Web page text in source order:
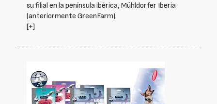
su filial en la península ibérica, Mühldorfer Iberia
(anteriormente GreenFarm).
[+]